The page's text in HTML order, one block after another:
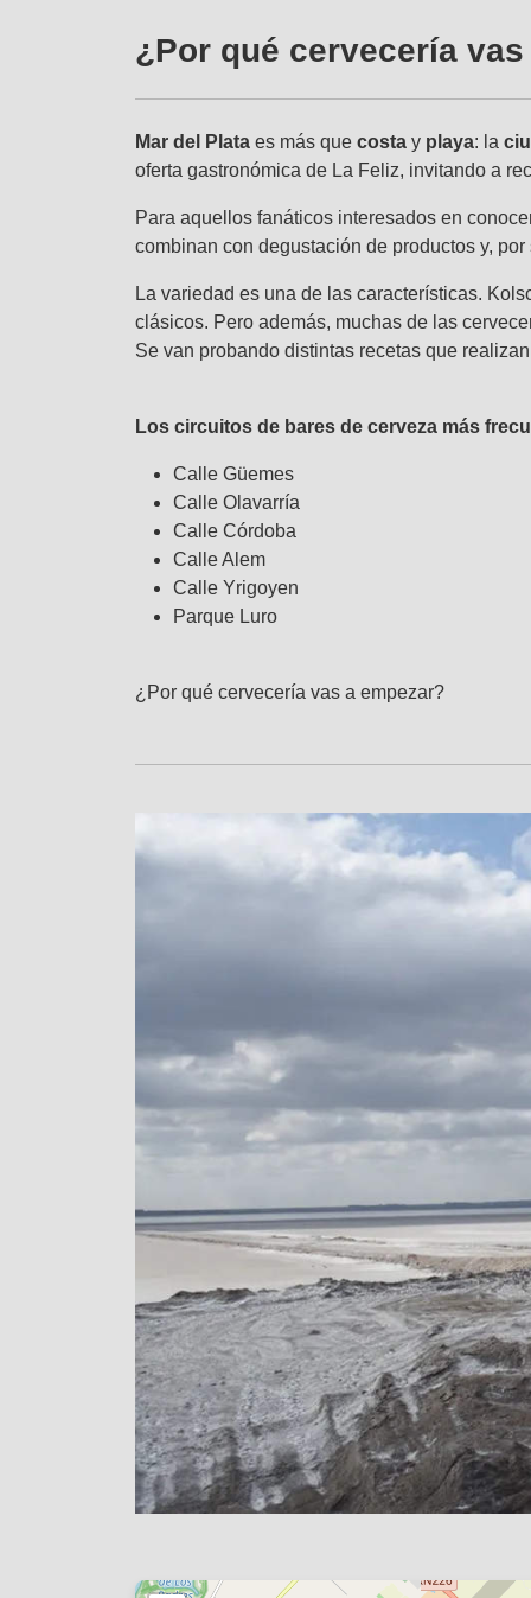
¿Por qué cervecería
Mar del Plata es más que costa y playa: la
oferta gastronómica de La Feliz, invitando a
Para aquellos fanáticos interesados en
combinan con degustación de productos y,
La variedad es una de las características.
clásicos. Pero además, muchas de las
Se van probando distintas recetas que
Los circuitos de bares de cerveza más
Calle Güemes
Calle Olavarría
Calle Córdoba
Calle Alem
Calle Yrigoyen
Parque Luro
¿Por qué cervecería vas a empezar?